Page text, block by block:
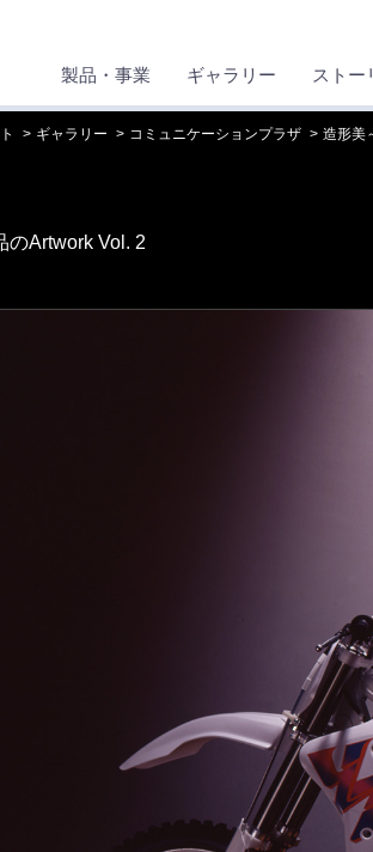
製品・事業 ギャラリー ストー
ギャラリー コミュニケーションプラザ 造形美
のArtwork Vol. 2